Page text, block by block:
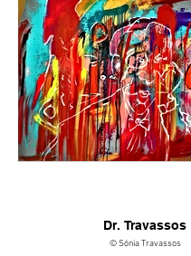
Dr. Travassos
© Sónia Travassos